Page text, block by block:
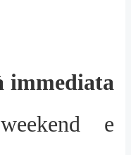
immediata
e